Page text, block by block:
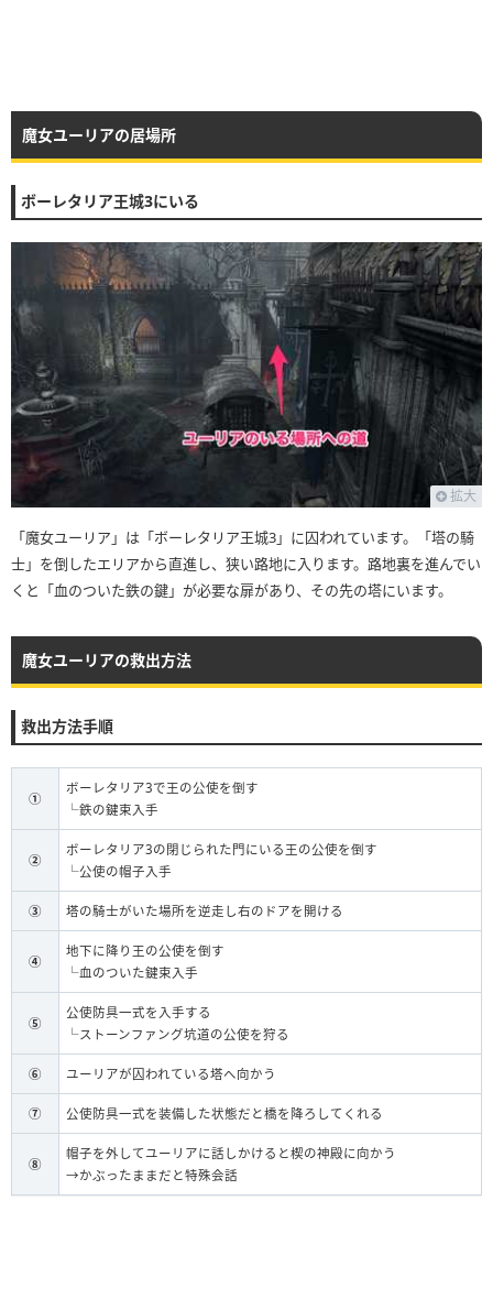
魔女ユーリアの居場所
ボーレタリア王城3にいる
拡大
「魔女ユーリア」は「ボーレタリア王城3」に囚われています。「塔の騎
士」を倒したエリアから直進し、狭い路地に入ります。路地裏を進んでい
くと「血のついた鉄の鍵」が必要な扉があり、その先の塔にいます。
魔女ユーリアの救出方法
救出方法手順
①
ボーレタリア3で王の公使を倒す
└鉄の鍵束入手
②
ボーレタリア3の閉じられた門にいる王の公使を倒す
└公使の帽子入手
③ 塔の騎士がいた場所を逆走し右のドアを開ける
④
地下に降り王の公使を倒す
└血のついた鍵束入手
⑤
公使防具一式を入手する
└ストーンファング坑道の公使を狩る
⑥ ユーリアが囚われている塔へ向かう
⑦ 公使防具一式を装備した状態だと橋を降ろしてくれる
⑧
帽子を外してユーリアに話しかけると楔の神殿に向かう
→かぶったままだと特殊会話